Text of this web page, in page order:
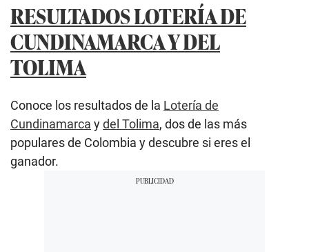
RESULTADOS LOTERÍA DE
CUNDINAMARCA Y DEL
TOLIMA
Conoce los resultados de la Lotería de
Cundinamarca ydel Tolima, dos de las más
populares de Colombia y descubre si eres el
ganador.